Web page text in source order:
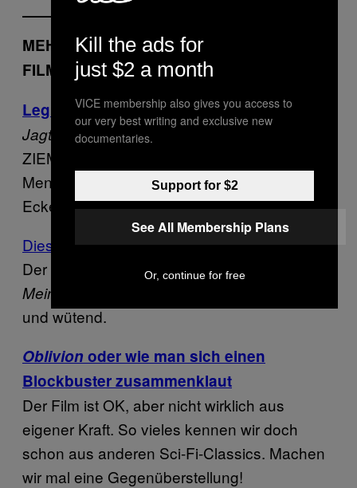
MEHR GESCHICHTEN AUS DEM
FILMBUNKER
Leg dich niemals mit einer Dreijährigen an
Jagten (Die Jagd) ist ziemlich, ziemlich,
ZIEMLICH hart! Jetzt habe ich Angst vor der
Menschheit … und dem Kindergarten an der
Ecke.
Diese Familien sind die Hölle
Der Film
schwächelt gewaltig und
Meine keine Familie
und wütend.
Oblivion oder wie man sich einen
Blockbuster zusammenklaut
Der Film ist OK, aber nicht wirklich aus
eigener Kraft. So vieles kennen wir doch
schon aus anderen Sci-Fi-Classics. Machen
wir mal eine Gegenüberstellung!
Kill the ads for
just $2 a month
VICE membership also gives you access to
our very best writing and exclusive new
documentaries.
Support for $2
See All Membership Plans
Or, continue for free